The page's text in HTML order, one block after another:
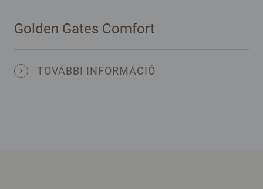
Golden Gates Comfort